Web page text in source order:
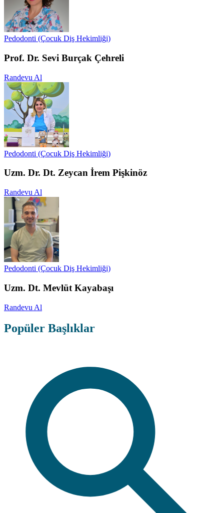
Pedodonti (Çocuk Diş Hekimliği)
Prof. Dr. Sevi Burçak Çehreli
Randevu Al
Pedodonti (Çocuk Diş Hekimliği)
Uzm. Dr. Dt. Zeycan İrem Pişkinöz
Randevu Al
Pedodonti (Çocuk Diş Hekimliği)
Uzm. Dt. Mevlüt Kayabaşı
Randevu Al
Popüler Başlıklar